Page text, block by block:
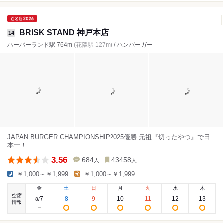
14 BRISK STAND 神戸本店
ハーバーランド駅 764m (花隈駅 127m) / ハンバーガー
JAPAN BURGER CHAMPIONSHIP2025優勝 元祖『切ったやつ』で日
本一！
3.56 684 人 43458 人
￥1,000～￥1,999 ￥1,000～￥1,999
空席
情報
金
8/7
土
8
日
9
月
10
火
11
水
12
木
13